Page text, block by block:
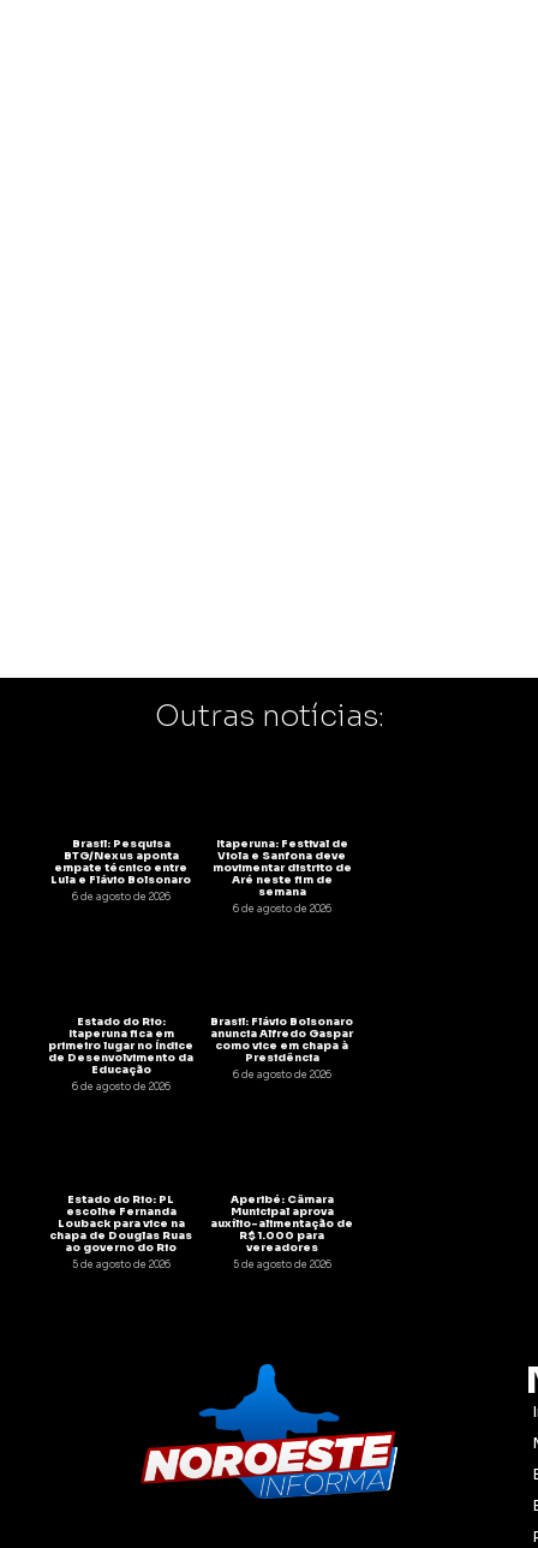
Outras notícias:
Brasil: Pesquisa
BTG/Nexus aponta
empate técnico entre
Lula e Flávio Bolsonaro
6 de agosto de 2026
Itaperuna: Festival de
Viola e Sanfona deve
movimentar distrito de
Aré neste fim de
semana
6 de agosto de 2026
Estado do Rio:
Itaperuna fica em
primeiro lugar no Índice
de Desenvolvimento da
Educação
6 de agosto de 2026
Brasil: Flávio Bolsonaro
anuncia Alfredo Gaspar
como vice em chapa à
Presidência
6 de agosto de 2026
Estado do Rio: PL
escolhe Fernanda
Louback para vice na
chapa de Douglas Ruas
ao governo do Rio
5 de agosto de 2026
Aperibé: Câmara
Municipal aprova
auxílio-alimentação de
R$ 1.000 para
vereadores
5 de agosto de 2026